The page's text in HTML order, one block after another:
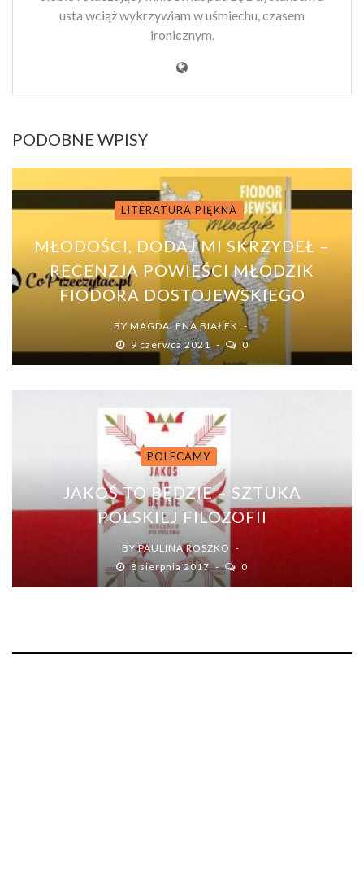
usta wciąż wykrzywiam w uśmiechu, czasem
ironicznym.
PODOBNE WPISY
LITERATURA PIĘKNA
MŁODOŚCI, DODAJ MI SKRZYDEŁ –
RECENZJA POWIEŚCI MŁODZIK
FIODORA DOSTOJEWSKIEGO
BY MAGDALENA BIAŁEK
9 czerwca 2021
0
POLECAMY
JAKOŚ TO BĘDZIE – SZTUKA
POLSKIEJ FILOZOFII
BYPAULINA ROSZKO
8 sierpnia 2017
0